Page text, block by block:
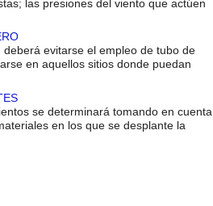
las presiones del viento que actúen
evitarse el empleo de tubo de
en aquellos sitios donde puedan
se determinará tomando en cuenta
en los que se desplante la